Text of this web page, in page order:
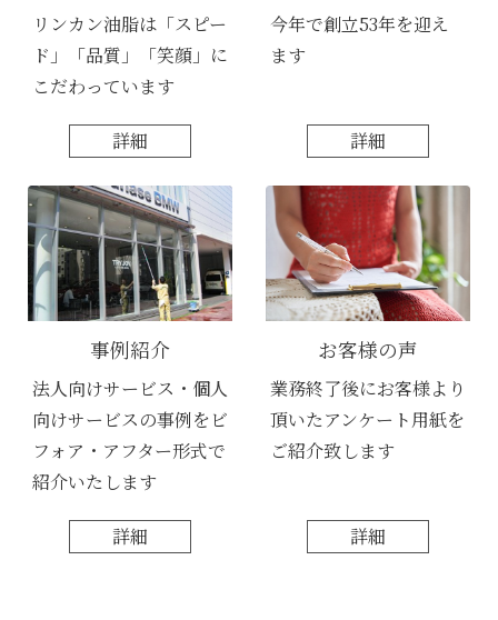
リンカン油脂は「スピー
ド」「品質」「笑顔」に
こだわっています
詳細
今年で創立53年を迎え
ます
詳細
事例紹介
法人向けサービス・個人
向けサービスの事例をビ
フォア・アフター形式で
紹介いたします
詳細
お客様の声
業務終了後にお客様より
頂いたアンケート用紙を
ご紹介致します
詳細